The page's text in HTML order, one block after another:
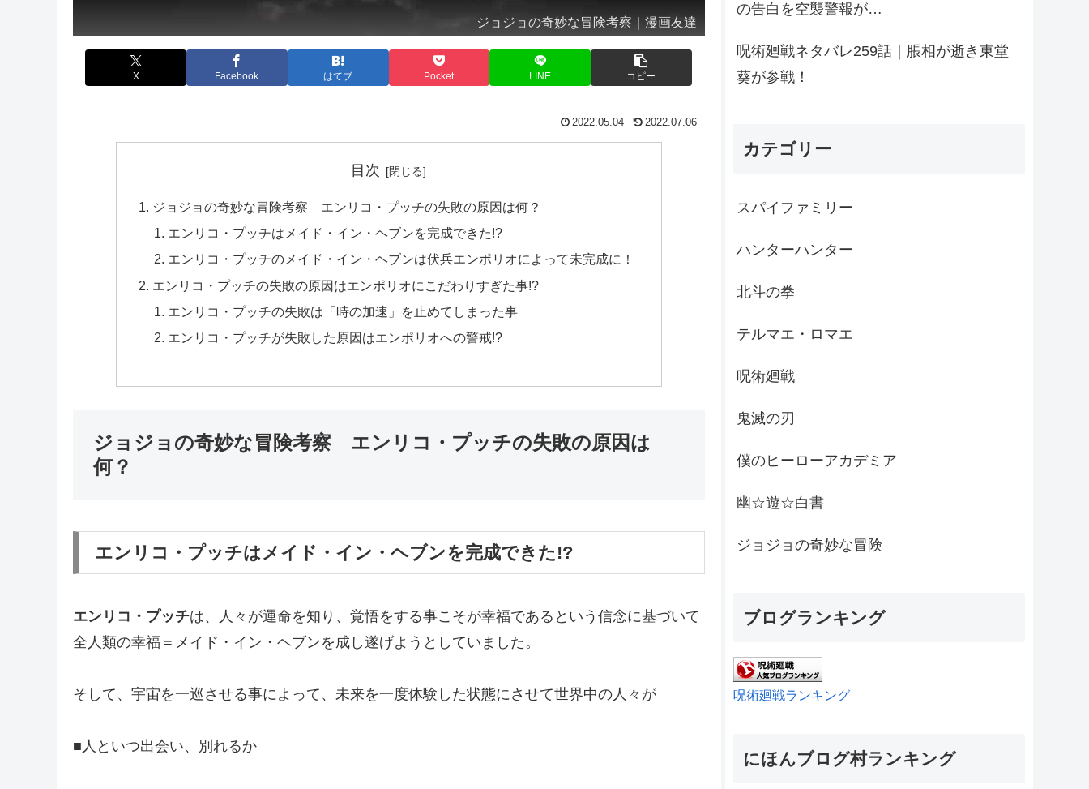
ジョジョの奇妙な冒険考察｜漫画友達
X Facebook はてブ Pocket LINE コピー
2022.05.04 2022.07.06
目次
ジョジョの奇妙な冒険考察 エンリコ・プッチの失敗の原因は何？
エンリコ・プッチはメイド・イン・ヘブンを完成できた!?
エンリコ・プッチのメイド・イン・ヘブンは伏兵エンポリオによって未完成に！
エンリコ・プッチの失敗の原因はエンポリオにこだわりすぎた事!?
エンリコ・プッチの失敗は「時の加速」を止めてしまった事
エンリコ・プッチが失敗した原因はエンポリオへの警戒!?
ジョジョの奇妙な冒険考察 エンリコ・プッチの失敗の原因は
何？
エンリコ・プッチはメイド・イン・ヘブンを完成できた!?
エンリコ・プッチは、人々が運命を知り、覚悟をする事こそが幸福であるという信念に基づいて
全人類の幸福＝メイド・イン・ヘブンを成し遂げようとしていました。
そして、宇宙を一巡させる事によって、未来を一度体験した状態にさせて世界中の人々が
■人といつ出会い、別れるか
の告白を空襲警報が…
呪術廻戦ネタバレ259話｜脹相が逝き東堂
葵が参戦！
カテゴリー
スパイファミリー
ハンターハンター
北斗の拳
テルマエ・ロマエ
呪術廻戦
鬼滅の刃
僕のヒーローアカデミア
幽☆遊☆白書
ジョジョの奇妙な冒険
ブログランキング
呪術廻戦ランキング
にほんブログ村ランキング